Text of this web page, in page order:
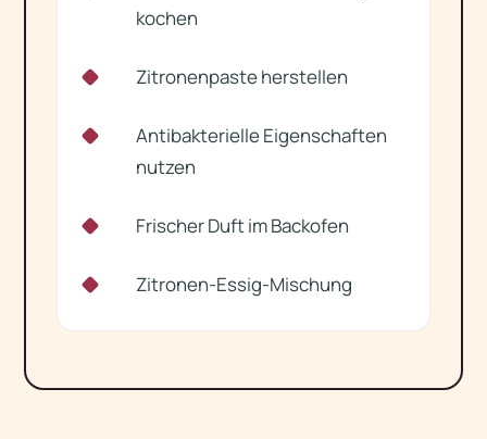
kochen
Zitronenpaste herstellen
Antibakterielle Eigenschaften
nutzen
Frischer Duft im Backofen
Zitronen-Essig-Mischung